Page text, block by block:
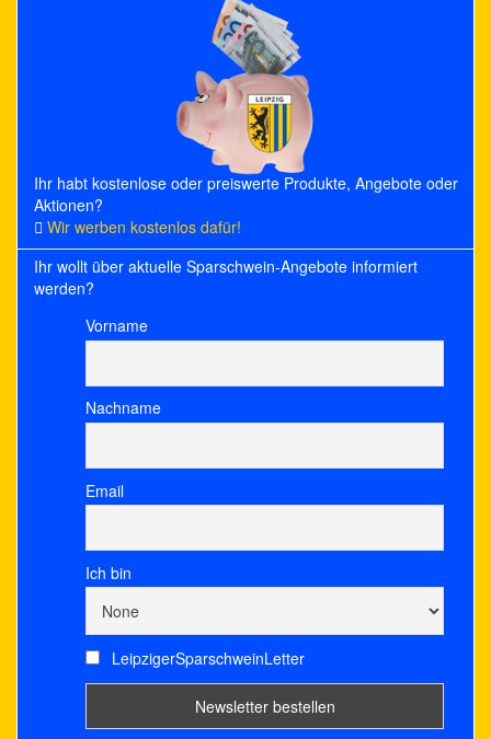
Ihr habt kostenlose oder preiswerte Produkte, Angebote oder
Aktionen?
Wir werben kostenlos dafür!
Ihr wollt über aktuelle Sparschwein-Angebote informiert
werden?
Vorname
Nachname
Email
Ich bin
LeipzigerSparschweinLetter